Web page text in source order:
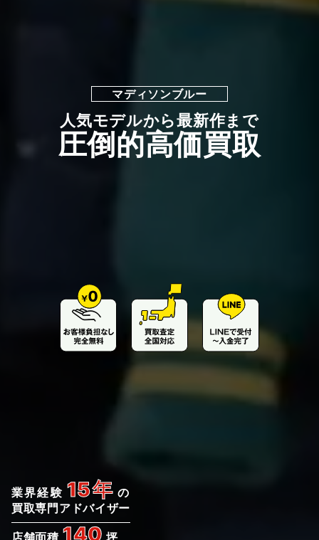
マディソンブルー
人気モデルから最新作まで
圧倒的高価買取
業界経験 15年 の
買取専門アドバイザー
店舗面積 140 坪